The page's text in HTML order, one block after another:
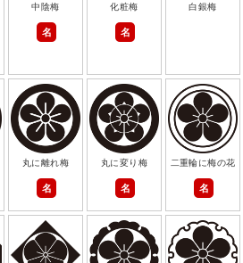
中陰梅
名
化粧梅
名
白銀梅
丸に離れ梅
名
丸に変り梅
名
二重輪に梅の花
名